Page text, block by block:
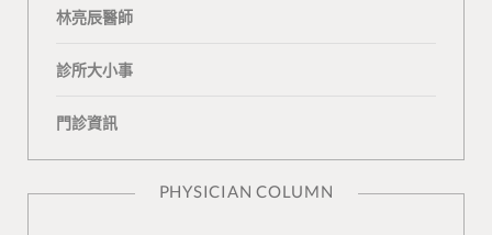
n
e
林亮辰醫師
診所大小事
門診資訊
PHYSICIAN COLUMN